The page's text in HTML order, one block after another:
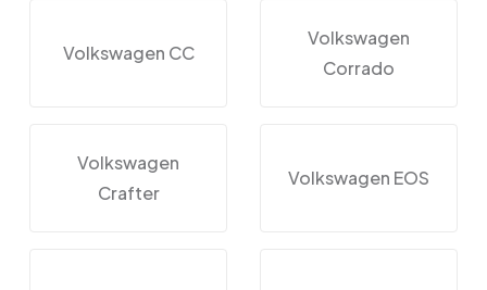
Volkswagen CC
Volkswagen
Corrado
Volkswagen
Crafter
Volkswagen EOS